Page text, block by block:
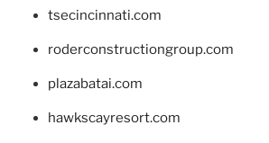
tsecincinnati.com
roderconstructiongroup.com
plazabatai.com
hawkscayresort.com